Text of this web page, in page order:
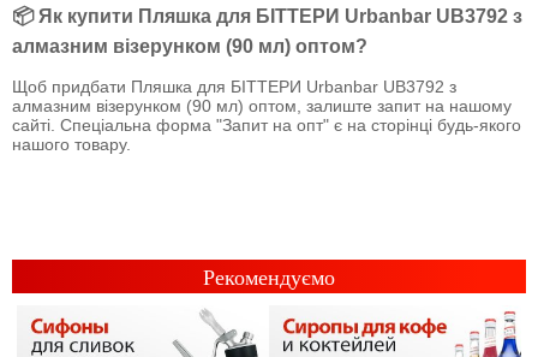
📦 Як купити Пляшка для БІТТЕРИ Urbanbar UB3792 з
алмазним візерунком (90 мл) оптом?
Щоб придбати Пляшка для БІТТЕРИ Urbanbar UB3792 з
алмазним візерунком (90 мл) оптом, залиште запит на нашому
сайті. Спеціальна форма "Запит на опт" є на сторінці будь-якого
нашого товару.
Рекомендуємо